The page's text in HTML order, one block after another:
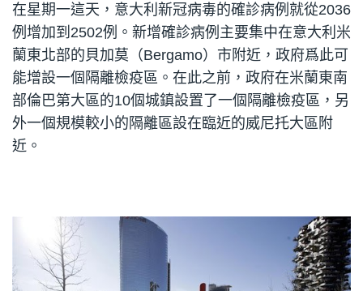
在星期一這天，意大利新冠病毒的確診病例就從2036
例增加到2502例。新增確診病例主要集中在意大利米
蘭東北部的貝加莫（Bergamo）市附近，政府爲此可
能增設一個隔離檢疫區。在此之前，政府在米蘭東南
部倫巴第大區的10個城鎮設置了一個隔離檢疫區，另
外一個規模較小的隔離區設在臨近的威尼托大區附
近。